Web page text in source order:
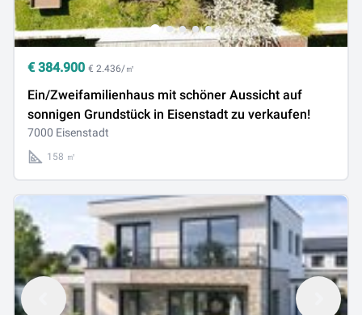
€ 384.900 € 2.436/㎡
Ein/Zweifamilienhaus mit schöner Aussicht auf
sonnigen Grundstück in Eisenstadt zu verkaufen!
7000 Eisenstadt
158 ㎡